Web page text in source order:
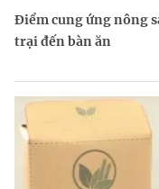
Điểm cung ứng nông
trại đến bàn ăn